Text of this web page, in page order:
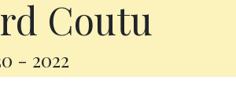
Coutu
- 2022